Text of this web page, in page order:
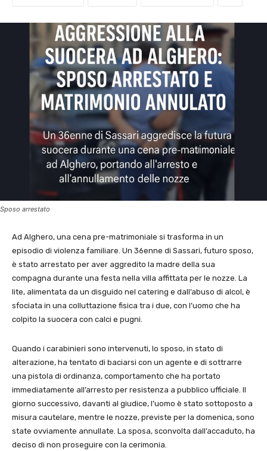
Sposo arrestato
Ad Alghero, una cena pre-matrimoniale si trasforma in un
episodio di violenza familiare. Un 36enne di Sassari, futuro sposo,
è stato arrestato per aver aggredito la madre della sua
compagna durante una festa nella villa affittata per le nozze. La
lite, alimentata da un disguido nel catering e dall’abuso di alcol, è
sfociata in una colluttazione fisica tra i due, con l’uomo che ha
colpito la suocera con calci e pugni.
Quando i carabinieri sono intervenuti, lo sposo, in stato di
alterazione, ha tentato di baciarsi con un agente e di sottrarre
una pistola di ordinanza, comportamento che ha portato
immediatamente all’arresto per resistenza a pubblico ufficiale. Il
giorno successivo, davanti al giudice, l’uomo è stato sottoposto a
misura cautelare, mentre le nozze, previste per la domenica, sono
state ovviamente annullate. La sposa, sconvolta dall’accaduto, ha
deciso di non proseguire con la cerimonia.